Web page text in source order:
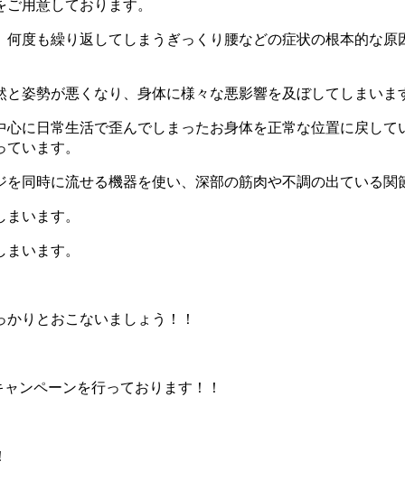
用意しております。
度も繰り返してしまうぎっくり腰などの症状の根本的な
姿勢が悪くなり、身体に様々な悪影響を及ぼしてしまいま
に日常生活で歪んでしまったお身体を正常な位置に戻して
います。
同時に流せる機器を使い、深部の筋肉や不調の出ている関
います。
います。
りとおこないましょう！！
ンペーンを行っております！！